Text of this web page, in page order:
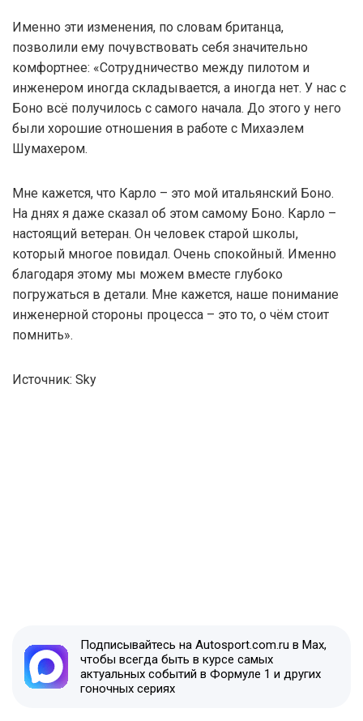
Именно эти изменения, по словам британца,
позволили ему почувствовать себя значительно
комфортнее: «Сотрудничество между пилотом и
инженером иногда складывается, а иногда нет. У нас с
Боно всё получилось с самого начала. До этого у него
были хорошие отношения в работе с Михаэлем
Шумахером.
Мне кажется, что Карло – это мой итальянский Боно.
На днях я даже сказал об этом самому Боно. Карло –
настоящий ветеран. Он человек старой школы,
который многое повидал. Очень спокойный. Именно
благодаря этому мы можем вместе глубоко
погружаться в детали. Мне кажется, наше понимание
инженерной стороны процесса – это то, о чём стоит
помнить».
Источник: Sky
Подписывайтесь на Autosport.com.ru в Max,
чтобы всегда быть в курсе самых
актуальных событий в Формуле 1 и других
гоночных сериях